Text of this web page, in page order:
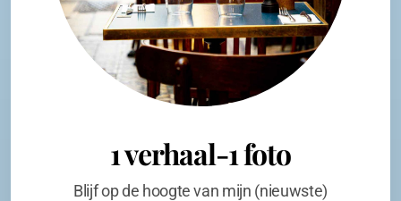
1 verhaal-1 foto
Blijf op de hoogte van mijn (nieuwste)